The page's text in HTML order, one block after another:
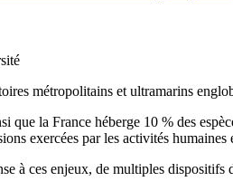
métropolitains et ultramarins
que la France héberge 10 % des
exercées par les activités
à ces enjeux, de multiples